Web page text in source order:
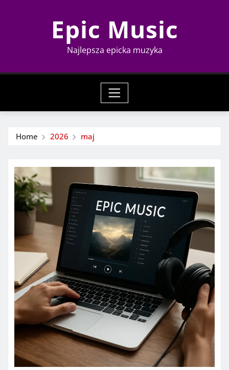
Epic Music
Najlepsza epicka muzyka
Home 2026 maj